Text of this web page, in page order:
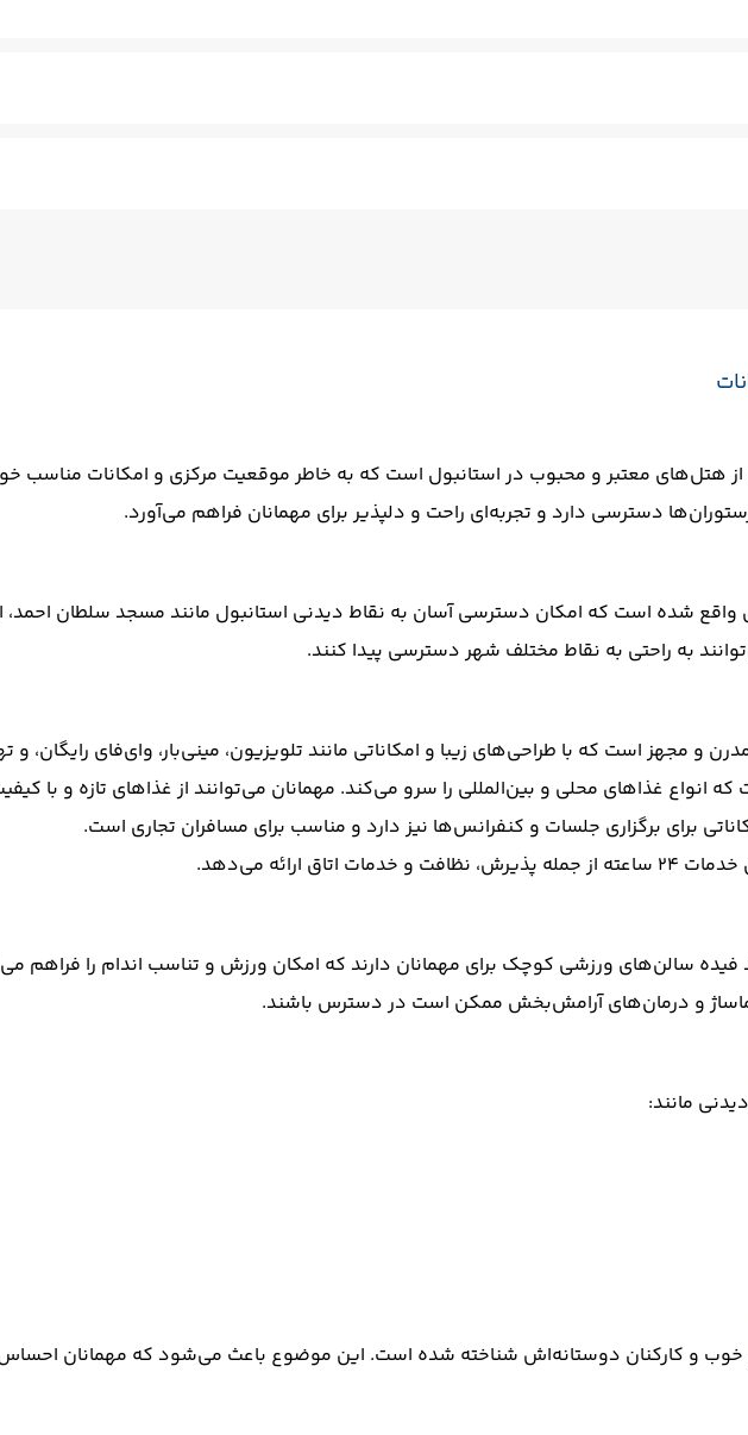
هتل‌های معتبر و محبوب در استانبول است که به خاطر موقعیت مرکزی و امکانات مناسب
دسترسی دارد و تجربه‌ای راحت و دلپذیر برای مهمانان فراهم می‌آورد.
شده است که امکان دسترسی آسان به نقاط دیدنی استانبول مانند مسجد سلطان احمد،
به راحتی به نقاط مختلف شهر دسترسی پیدا کنند.
و مجهز است که با طراحی‌های زیبا و امکاناتی مانند تلویزیون، مینی‌بار، وای‌فای رایگان،
انواع غذاهای محلی و بین‌المللی را سرو می‌کند. مهمانان می‌توانند از غذاهای تازه و با
برای برگزاری جلسات و کنفرانس‌ها نیز دارد و مناسب برای مسافران تجاری است.
اتاق ارائه می‌دهد.
فیده سالن‌های ورزشی کوچک برای مهمانان دارند که امکان ورزش و تناسب اندام را فراهم
ماساژ و درمان‌های آرامش‌بخش ممکن است در دسترس باشند.
مانند:
خوب و کارکنان دوستانه‌اش شناخته شده است. این موضوع باعث می‌شود که مهمانان احساس